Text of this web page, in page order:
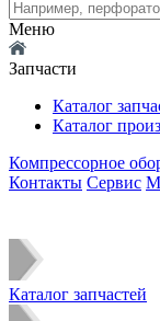
Меню
Запчасти
Каталог
Каталог
Компрессорное
Контакты Сервис
Каталог запчастей